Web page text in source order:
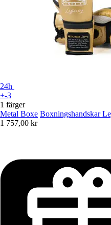
24h
+-3
1 färger
Metal Boxe Boxningshandskar
1 757,00 kr